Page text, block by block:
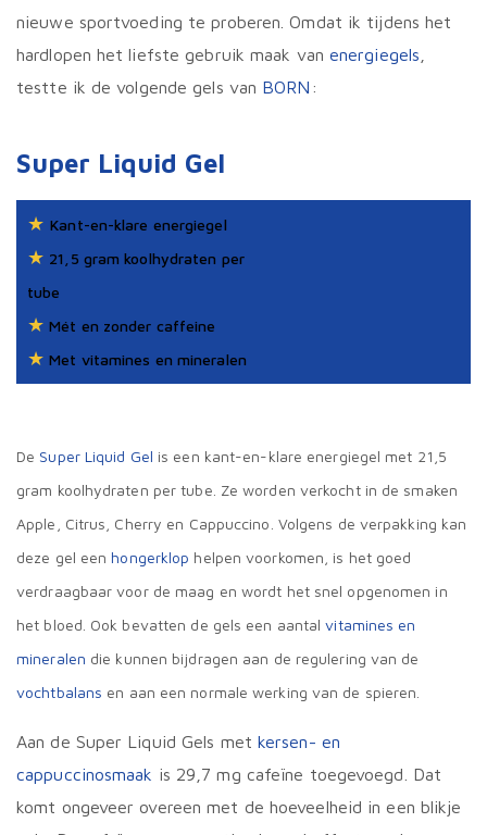
nieuwe sportvoeding te proberen. Omdat ik tijdens het
hardlopen het liefste gebruik maak van energiegels
testte ik de volgende gels van BORN :
Super Liquid Gel
★ Kant-en-klare energiegel
★ 21,5 gram koolhydraten per
tube
★ Mét en zonder caffeine
★ Met vitamines en mineralen
De Super Liquid Gel is een kant-en-klare energiegel met 21,5
gram koolhydraten per tube. Ze worden verkocht in de smaken
Apple, Citrus, Cherry en Cappuccino. Volgens de verpakking kan
deze gel een hongerklop helpen voorkomen, is het goed
verdraagbaar voor de maag en wordt het snel opgenomen in
het bloed. Ook bevatten de gels een aantalvitamines en
mineralen die kunnen bijdragen aan de regulering van de
vochtbalans en aan een normale werking van de spieren.
Aan de Super Liquid Gels met kersen- en
cappuccinosmaak is 29,7 mg cafeïne toegevoegd. Dat
komt ongeveer overeen met de hoeveelheid in een blikje